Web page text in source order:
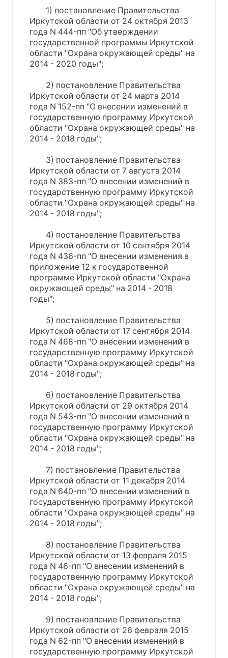
1) постановление Правительства
Иркутской области от 24 октября 2013
года N 444-пп "Об утверждении
государственной программы Иркутской
области "Охрана окружающей среды" на
2014 - 2020 годы";
2) постановление Правительства
Иркутской области от 24 марта 2014
года N 152-пп "О внесении изменений в
государственную программу Иркутской
области "Охрана окружающей среды" на
2014 - 2018 годы";
3) постановление Правительства
Иркутской области от 7 августа 2014
года N 383-пп "О внесении изменений в
государственную программу Иркутской
области "Охрана окружающей среды" на
2014 - 2018 годы";
4) постановление Правительства
Иркутской области от 10 сентября 2014
года N 436-пп "О внесении изменения в
приложение 12 к государственной
программе Иркутской области "Охрана
окружающей среды" на 2014 - 2018
годы";
5) постановление Правительства
Иркутской области от 17 сентября 2014
года N 468-пп "О внесении изменений в
государственную программу Иркутской
области "Охрана окружающей среды" на
2014 - 2018 годы";
6) постановление Правительства
Иркутской области от 29 октября 2014
года N 543-пп "О внесении изменений в
государственную программу Иркутской
области "Охрана окружающей среды" на
2014 - 2018 годы";
7) постановление Правительства
Иркутской области от 11 декабря 2014
года N 640-пп "О внесении изменений в
государственную программу Иркутской
области "Охрана окружающей среды" на
2014 - 2018 годы";
8) постановление Правительства
Иркутской области от 13 февраля 2015
года N 46-пп "О внесении изменений в
государственную программу Иркутской
области "Охрана окружающей среды" на
2014 - 2018 годы";
9) постановление Правительства
Иркутской области от 26 февраля 2015
года N 62-пп "О внесении изменений в
государственную программу Иркутской